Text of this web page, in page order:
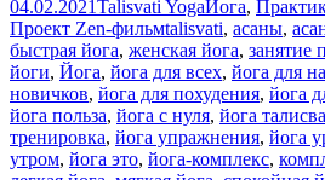
Опубликовано
04.02.2021Автор
Talisvati YogaРубрики
Йога,
Проект Zen-фильмМетки
talisvati, асаны,
быстрая йога, женская йога, занятие
йоги, Йога, йога для всех, йога для
новичков, йога для похудения, йога
йога польза, йога с нуля, йога
тренировка, йога упражнения, йога
утром, йога это, йога-комплекс,